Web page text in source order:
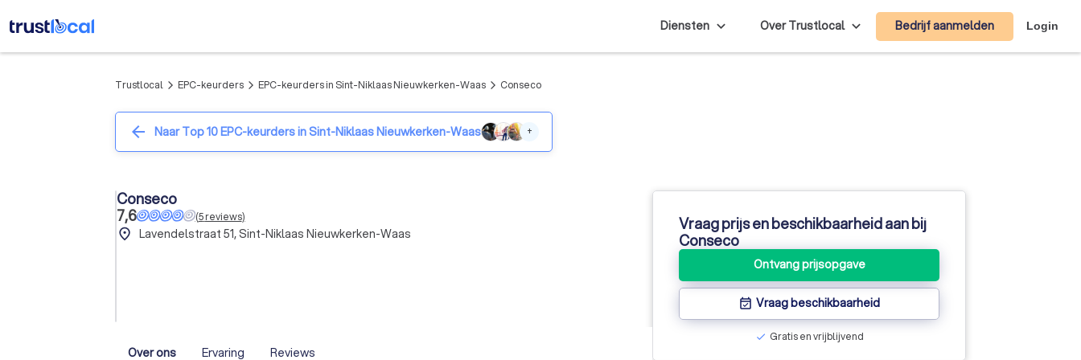
Diensten Over Trustlocal Bedrijf aanmelden Login
Trustlocal arrow_forward_ios EPC-keurders arrow_forward_ios EPC-keurders in Sint-Niklaas Nieuwkerken-Waas arrow_forward_ios Conseco
arrow_back Naar Top 10 EPC-keurders in Sint-Niklaas Nieuwkerken-Waas +
Conseco
7,6
(5reviews)
place Lavendelstraat 51, Sint-Niklaas Nieuwkerken-Waas
Over ons Ervaring Reviews
Vraag prijs en beschikbaarheid aan bij
Conseco
Ontvang prijsopgave
event_available Vraag beschikbaarheid
check Gratis en vrijblijvend